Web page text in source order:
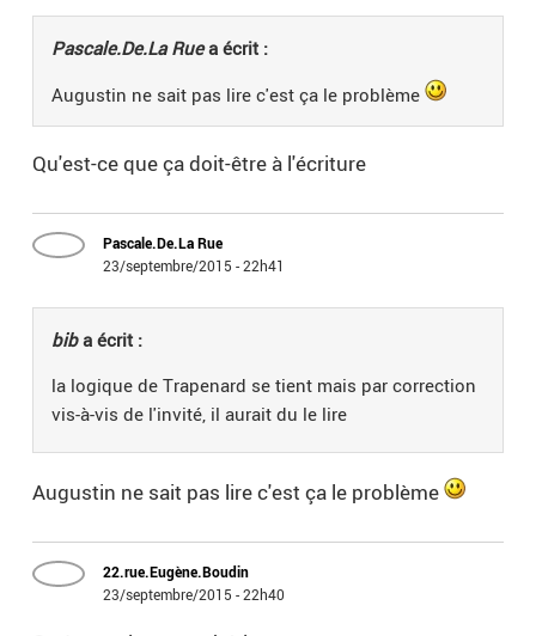
Pascale.De.La Ruea écrit :
Augustin ne sait pas lire c'est ça le problème
Qu'est-ce que ça doit-être à l'écriture
Pascale.De.La Rue
23/septembre/2015 - 22h41
biba écrit :
la logique de Trapenard se tient mais par correction
vis-à-vis de l'invité, il aurait du le lire
Augustin ne sait pas lire c'est ça le problème
22.rue.Eugène.Boudin
23/septembre/2015 - 22h40